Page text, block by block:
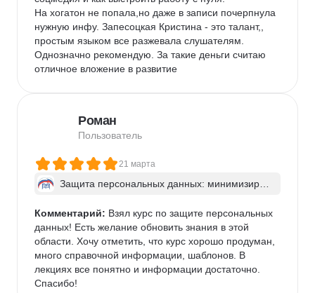
На хогатон не попала,но даже в записи почерпнула
нужную инфу. Запесоцкая Кристина - это талант,,
простым языком все разжевала слушателям.
Однозначно рекомендую. За такие деньги считаю
отличное вложение в развитие
Роман
Пользователь
21 марта
Защита персональных данных: минимизируе
Комментарий: Взял курс по защите персональных
данных! Есть желание обновить знания в этой
области. Хочу отметить, что курс хорошо продуман,
много справочной информации, шаблонов. В
лекциях все понятно и информации достаточно.
Спасибо!